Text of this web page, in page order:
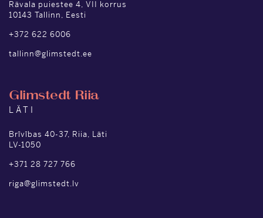
Rävala puiestee 4, VII korrus
10143 Tallinn, Eesti
+372 622 6006
tallinn@glimstedt.ee
Glimstedt Riia
LÄTI
Brīvības 40-37, Riia, Läti
LV-1050
+371 28 727 766
riga@glimstedt.lv